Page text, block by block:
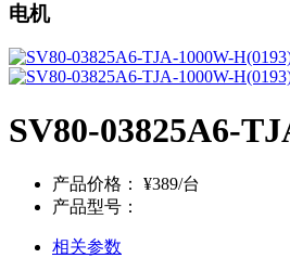
电机
SV80-03825A6-
产品价格：
¥389/台
产品型号：
相关参数